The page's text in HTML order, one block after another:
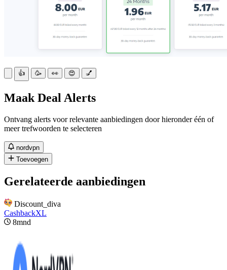
👍 🥳 👀 😍 💅
Maak Deal Alerts
Ontvang alerts voor relevante aanbiedingen door hieronder één of
meer trefwoorden te selecteren
nordvpn
Toevoegen
Gerelateerde aanbiedingen
Discount_diva
CashbackXL
8mnd